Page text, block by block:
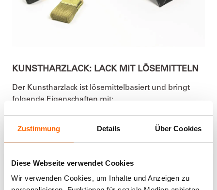
Zustimmung Details Über Cookies
Diese Webseite verwendet Cookies
Wir verwenden Cookies, um Inhalte und Anzeigen zu
KUNSTHARZLACK: LACK MIT LÖSEMITTELN
Der Kunstharzlack ist lösemittelbasiert und bringt
folgende Eigenschaften mit:
Gute Offenzeit
Guter Verlauf
Besonders harte und kratzfeste Oberfläche,
beanspruchte Flächen
Kann mit anderem Kunstharzlack und Acryllack